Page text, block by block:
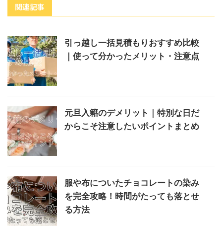
関連記事
引っ越し一括見積もりおすすめ比較
｜使って分かったメリット・注意点
元旦入籍のデメリット｜特別な日だ
からこそ注意したいポイントまとめ
服や布についたチョコレートの染み
を完全攻略！時間がたっても落とせ
る方法